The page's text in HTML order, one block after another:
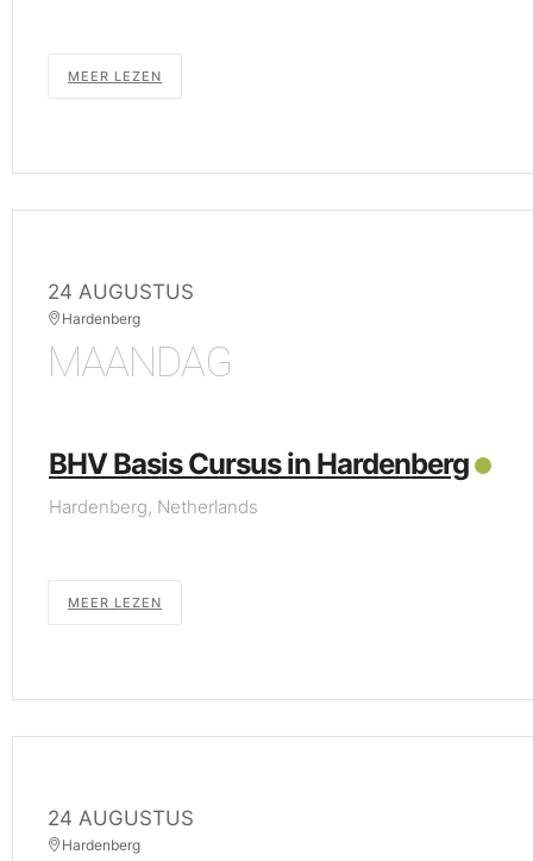
MEER LEZEN
24 AUGUSTUS
Hardenberg
MAANDAG
BHV Basis Cursus in Hardenberg
Hardenberg, Netherlands
MEER LEZEN
24 AUGUSTUS
Hardenberg